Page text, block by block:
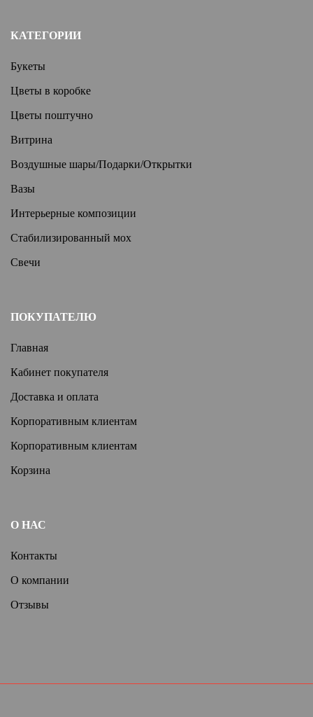
КАТЕГОРИИ
Букеты
Цветы в коробке
Цветы поштучно
Витрина
Воздушные шары/Подарки/Открытки
Вазы
Интерьерные композиции
Стабилизированный мох
Свечи
ПОКУПАТЕЛЮ
Главная
Кабинет покупателя
Доставка и оплата
Корпоративным клиентам
Корпоративным клиентам
Корзина
О НАС
Контакты
О компании
Отзывы